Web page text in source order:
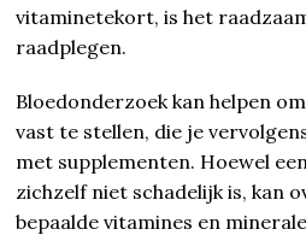
vitaminetekort, is het
raadplegen.
Bloedonderzoek kan helpen
vast te stellen, die je
met supplementen. Hoewel
zichzelf niet schadelijk is, kan
bepaalde vitamines en